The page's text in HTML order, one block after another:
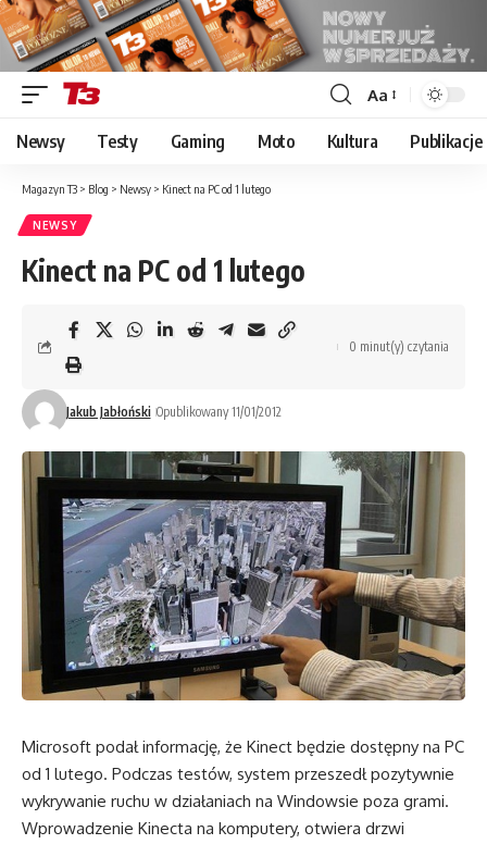
Font
Resizer
Aa
Newsy Testy Gaming Moto Kultura Publikacje
Magazyn T3 > Blog > Newsy > Kinect na PC od 1 lutego
NEWSY
Kinect na PC od 1 lutego
Jakub Jabłoński Opublikowany 11/01/2012
0 minut(y) czytania
Microsoft podał informację, że Kinect będzie dostępny na PC
od 1 lutego. Podczas testów, system przeszedł pozytywnie
wykrywanie ruchu w działaniach na Windowsie poza grami.
Wprowadzenie Kinecta na komputery, otwiera drzwi